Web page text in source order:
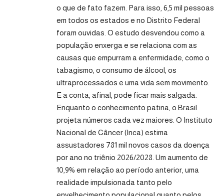
o que de fato fazem. Para isso, 6,5 mil pessoas
em todos os estados e no Distrito Federal
foram ouvidas. O estudo desvendou como a
população enxerga e se relaciona com as
causas que empurram a enfermidade, como o
tabagismo, o consumo de álcool, os
ultraprocessados e uma vida sem movimento.
E a conta, afinal, pode ficar mais salgada.
Enquanto o conhecimento patina, o Brasil
projeta números cada vez maiores. O Instituto
Nacional de Câncer (Inca) estima
assustadores 781 mil novos casos da doença
por ano no triênio 2026/2028. Um aumento de
10,9% em relação ao período anterior, uma
realidade impulsionada tanto pelo